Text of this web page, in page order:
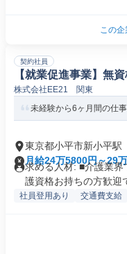
この
契約社員
【就業促進事業】無
株式会社EE21 関東
未経験から6ヶ月間の仕
東京都小平市新小平駅
月給24万5800円～29
求める人材: ■介護業
護資格お持ちの方歓迎
社員登用あり 交通費支給